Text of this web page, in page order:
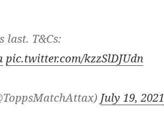
last. T&Cs:
pic.twitter.com/kzzSlDJUdn
July 19, 2021